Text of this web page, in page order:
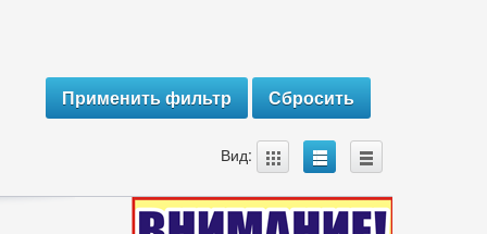
Вид: A B C